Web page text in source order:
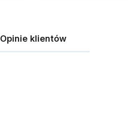
Opinie klientów